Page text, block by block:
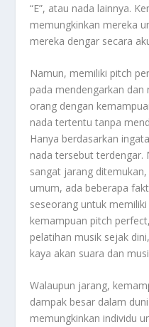
“E”, atau nada lainnya.
memungkinkan mereka
mereka dengar secara
Namun, memiliki pitch
pada mendengarkan dan
orang dengan
nada tertentu tanpa
Hanya berdasarkan
nada tersebut terdengar.
sangat jarang
umum, ada beberapa
seseorang untuk
kemampuan pitch
pelatihan musik sejak
kaya akan suara dan
Walaupun jarang,
dampak besar dalam
memungkinkan individu